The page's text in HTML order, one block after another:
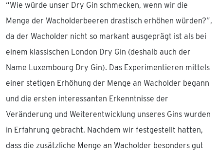
“Wie würde unser Dry Gin schmecken, wenn wir die
Menge der Wacholderbeeren drastisch erhöhen würden?”,
da der Wacholder nicht so markant ausgeprägt ist als bei
einem klassischen London Dry Gin (deshalb auch der
Name Luxembourg Dry Gin). Das Experimentieren mittels
einer stetigen Erhöhung der Menge an Wacholder begann
und die ersten interessanten Erkenntnisse der
Veränderung und Weiterentwicklung unseres Gins wurden
in Erfahrung gebracht. Nachdem wir festgestellt hatten,
dass die zusätzliche Menge an Wacholder besonders gut